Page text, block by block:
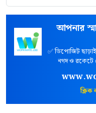
আপনার
✅ ডিপোজিট
নগদ ও রকেটে
ক্লিক